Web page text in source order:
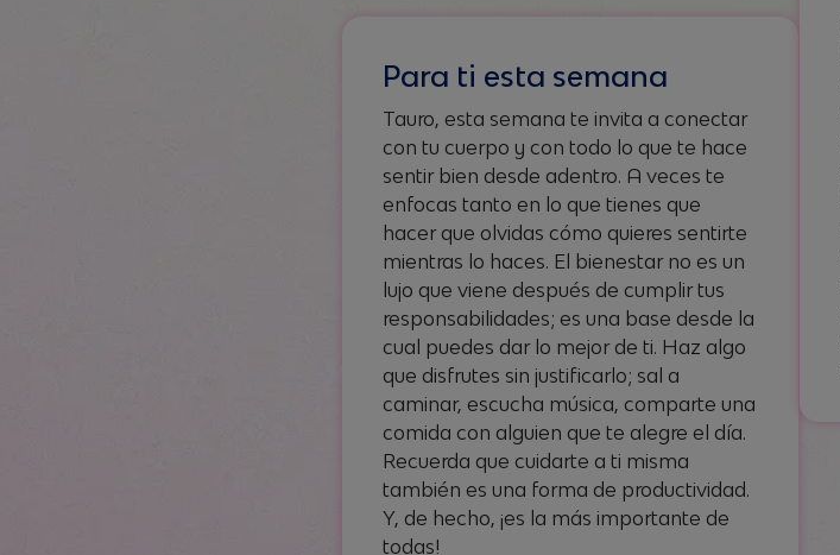
Para ti esta semana
Tauro, esta semana te invita a conectar
con tu cuerpo y con todo lo que te hace
sentir bien desde adentro. A veces te
enfocas tanto en lo que tienes que
hacer que olvidas cómo quieres sentirte
mientras lo haces. El bienestar no es un
lujo que viene después de cumplir tus
responsabilidades; es una base desde la
cual puedes dar lo mejor de ti. Haz algo
que disfrutes sin justificarlo; sal a
caminar, escucha música, comparte una
comida con alguien que te alegre el día.
Recuerda que cuidarte a ti misma
también es una forma de productividad.
Y, de hecho, ¡es la más importante de
todas!